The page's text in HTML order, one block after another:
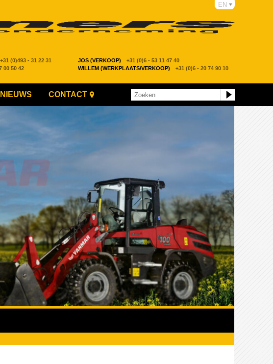
+31 (0)493 - 31 22 31 JOS (VERKOOP)
+31 (0)6 - 53 11 47 40
00 50 42 WILLEM (WERKPLAATS/VERKOOP) +31 (0)6 - 20 74 90 10
EN
NIEUWS CONTACT